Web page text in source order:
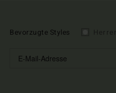
Bevorzugte Styles